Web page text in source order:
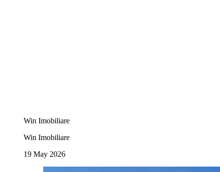
Win Imobiliare
Win Imobiliare
19 May 2026